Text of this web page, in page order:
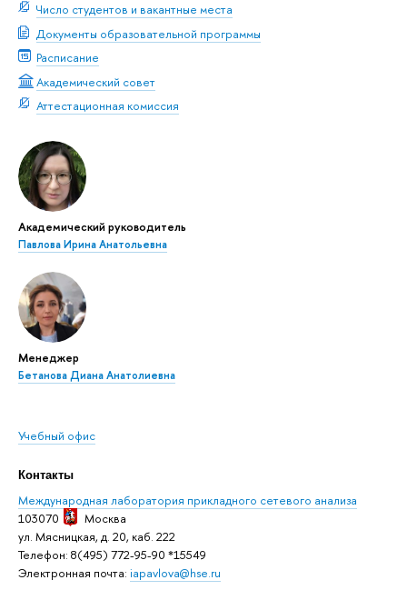
Число студентов и вакантные места
Документы образовательной программы
Расписание
Академический совет
Аттестационная комиссия
Академический руководитель
Павлова Ирина Анатольевна
Менеджер
Бетанова Диана Анатолиевна
Учебный офис
Контакты
Международная лаборатория прикладного сетевого анализа
103070
Москва
ул. Мясницкая, д. 20, каб. 222
Телефон: 8(495) 772-95-90 *15549
Электронная почта: iapavlova@hse.ru